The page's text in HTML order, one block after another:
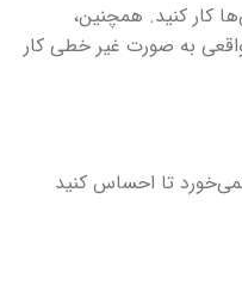
کار کنید. همچنین،
به صورت غیر خطی کار
تا احساس کنید